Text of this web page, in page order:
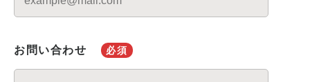
お問い合わせ 必須